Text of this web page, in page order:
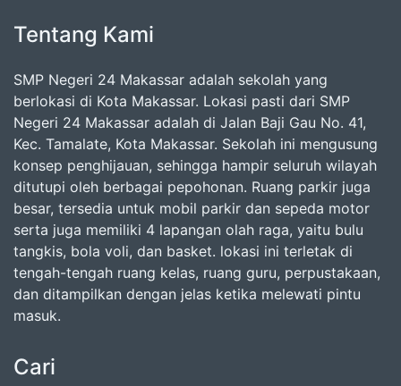
Tentang Kami
SMP Negeri 24 Makassar adalah sekolah yang
berlokasi di Kota Makassar. Lokasi pasti dari SMP
Negeri 24 Makassar adalah di Jalan Baji Gau No. 41,
Kec. Tamalate, Kota Makassar. Sekolah ini mengusung
konsep penghijauan, sehingga hampir seluruh wilayah
ditutupi oleh berbagai pepohonan. Ruang parkir juga
besar, tersedia untuk mobil parkir dan sepeda motor
serta juga memiliki 4 lapangan olah raga, yaitu bulu
tangkis, bola voli, dan basket. lokasi ini terletak di
tengah-tengah ruang kelas, ruang guru, perpustakaan,
dan ditampilkan dengan jelas ketika melewati pintu
masuk.
Cari